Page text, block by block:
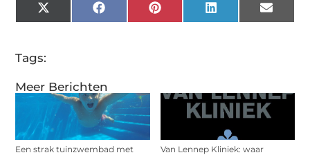
Meer Berichten
Een strak tuinzwembad met
Van Lennep Kliniek: waar
X
(Twitter)
FacebookPinterestLinkedInEmail
Tags: